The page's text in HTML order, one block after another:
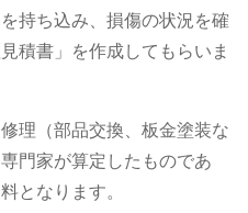
持ち込み、損傷の状況を確
積書」を作成してもらいま
理（部品交換、板金塗装な
門家が算定したものであ
となります。